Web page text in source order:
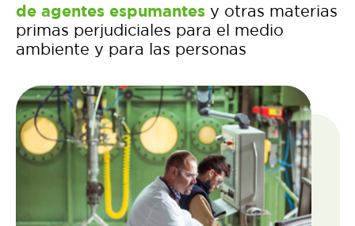
de agentes espumantes y otras materias
primas perjudiciales para el medio
ambiente y para las personas